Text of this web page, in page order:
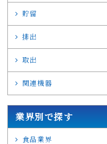
貯留
排出
取出
関連機器
業界別で探す
食品業界